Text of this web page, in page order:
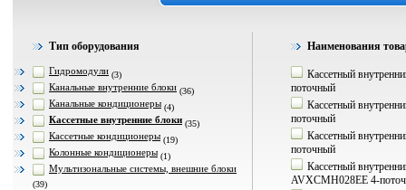
Тип оборудования
Гидромодули (3)
Канальные внутренние блоки (36)
Канальные кондиционеры (4)
Кассетные внутренние блоки (35)
Кассетные кондиционеры (19)
Колонные кондиционеры (1)
Мультизональные системы, внешние блоки
(39)
Наименования
Кассетный
поточный
Кассетный
поточный
Кассетный
поточный
Кассетный
AVXCMH028EE 4-